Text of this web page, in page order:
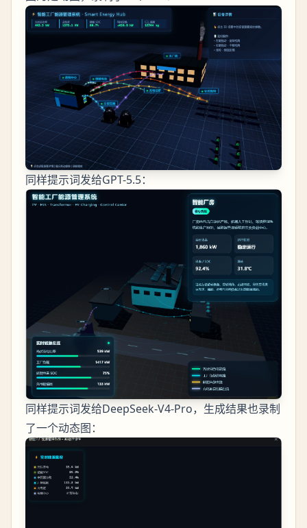
同样提示词发给GPT-5.5：
同样提示词发给DeepSeek-V4-Pro，生成结果也录制
了一个动态图：